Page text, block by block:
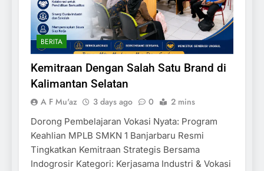
BERITA
Kemitraan Dengan Salah Satu Brand di
Kalimantan Selatan
A F Mu'az 3 days ago 0 2 mins
Dorong Pembelajaran Vokasi Nyata: Program
Keahlian MPLB SMKN 1 Banjarbaru Resmi
Tingkatkan Kemitraan Strategis Bersama
Indogrosir Kategori: Kerjasama Industri & Vokasi